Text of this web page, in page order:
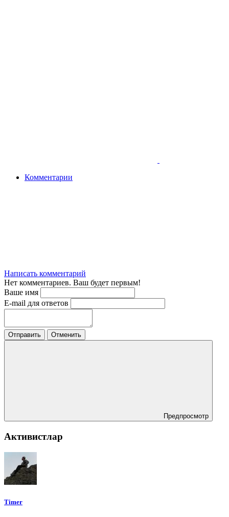
Комментарии
Написать комментарий
Нет комментариев. Ваш будет первым!
Ваше имя
E-mail для ответов
Отправить Отменить
Предпросмотр
Активистлар
Timer